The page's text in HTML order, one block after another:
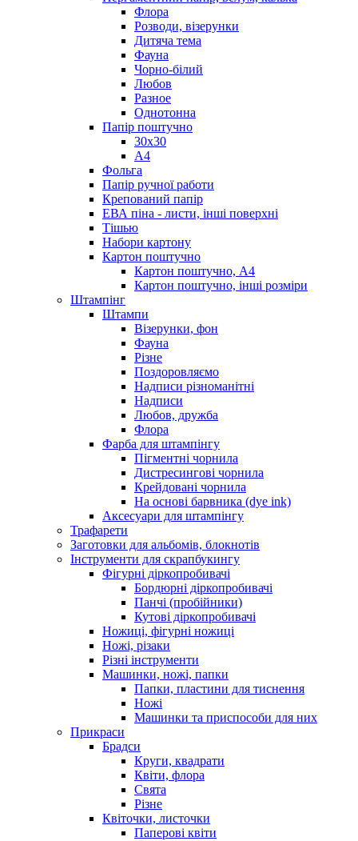
Флора
Розводи, візерунки
Дитяча тема
Фауна
Чорно-білий
Любов
Разное
Однотонна
Папір поштучно
30х30
А4
Фольга
Папір ручної работи
Крепований папір
ЕВА піна - листи, інші поверхні
Тішью
Набори картону
Картон поштучно
Картон поштучно, А4
Картон поштучно, інші розміри
Штампінг
Штампи
Візерунки, фон
Фауна
Різне
Поздоровляємо
Надписи різноманітні
Надписи
Любов, дружба
Флора
Фарба для штампінгу
Пігментні чорнила
Дистресингові чорнила
Крейдовані чорнила
На основі барвника (dye ink)
Аксесуари для штампінгу
Трафарети
Заготовки для альбомів, блокнотів
Інструменти для скрапбукингу
Фігурні діркопробивачі
Бордюрні діркопробивачі
Панчі (пробійники)
Кутові діркопробивачі
Ножиці, фігурні ножиці
Ножі, різаки
Різні інструменти
Машинки, ножі, папки
Папки, пластини для тиснення
Ножі
Машинки та приспособи для них
Прикраси
Брадси
Круги, квадрати
Квіти, флора
Свята
Різне
Квіточки, листочки
Паперові квіти